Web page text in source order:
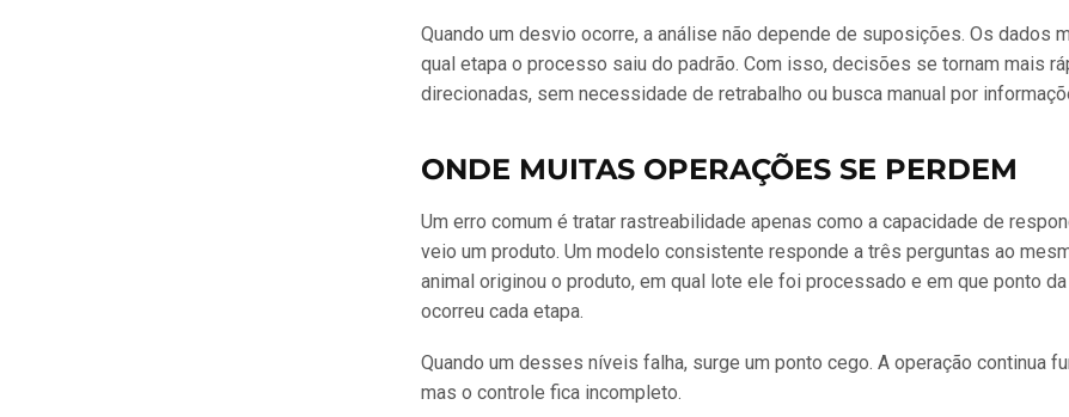
Quando um desvio ocorre, a análise não depende de suposições. Os dados
qual etapa o processo saiu do padrão. Com isso, decisões se tornam mais
direcionadas, sem necessidade de retrabalho ou busca manual por
ONDE MUITAS OPERAÇÕES SE PERDEM
Um erro comum é tratar rastreabilidade apenas como a capacidade de
veio um produto. Um modelo consistente responde a três perguntas ao
animal originou o produto, em qual lote ele foi processado e em que ponto
ocorreu cada etapa.
Quando um desses níveis falha, surge um ponto cego. A operação continua
mas o controle fica incompleto.